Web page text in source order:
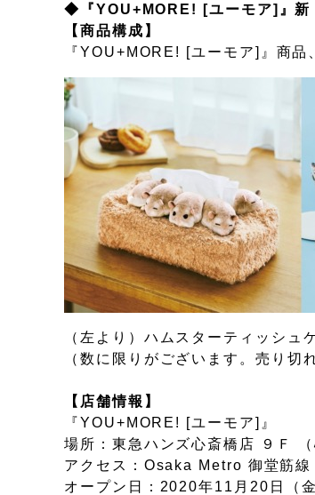
◆『YOU+MORE! [ユーモア]』新
【商品構成】
『YOU+MORE! [ユーモア]』商品
（左より）ハムスターティッシュ
（数に限りがございます。売り切
【店舗情報】
『YOU+MORE! [ユーモア]』
場所：東急ハンズ心斎橋店 ９Ｆ
アクセス：Osaka Metro 御堂筋線
オープン日：2020年11月20日（